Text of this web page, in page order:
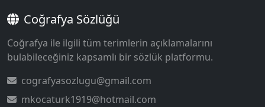
Coğrafya Sözlüğü
Coğrafya ile ilgili tüm terimlerin açıklamalarını
bulabileceğiniz kapsamlı bir sözlük platformu.
cografyasozlugu@gmail.com
mkocaturk1919@hotmail.com